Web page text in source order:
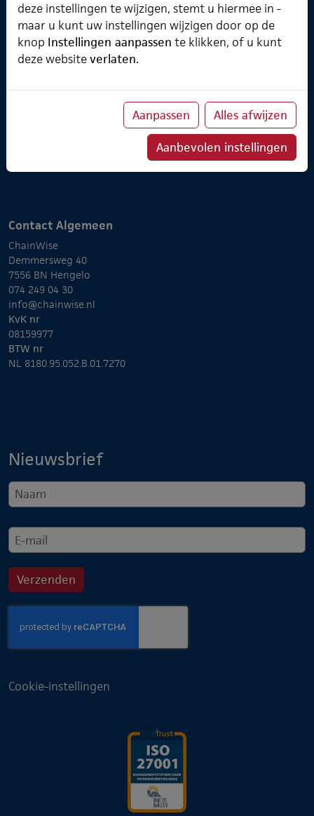
Over ChainWise
Onze belofte
Contact Algemeen
ChainWise
Demmersweg 40
7556 BN Hengelo
074 249 04 30
info@chainwise.nl
KvK nr
08159977
BTW nr
NL 8180.95.052.B.01.7270
Nieuwsbrief
Cookie-instellingen
deze instellingen te wijzigen, stemt u hiermee in -
maar u kunt uw instellingen wijzigen door op de
knop Instellingen aanpassen te klikken, of u kunt
deze websiteverlaten.
Aanpassen Alles afwijzen
Aanbevolen instellingen